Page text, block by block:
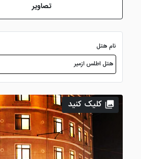
تصاویر
نام هتل
کلیک کنید